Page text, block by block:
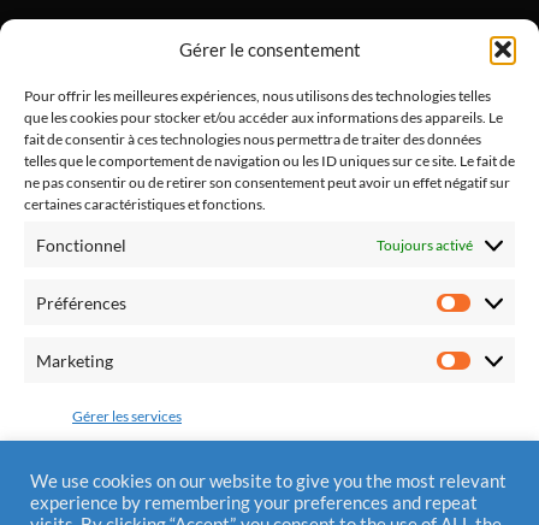
Gérer le consentement
Pour offrir les meilleures expériences, nous utilisons des technologies telles
que les cookies pour stocker et/ou accéder aux informations des appareils. Le
fait de consentir à ces technologies nous permettra de traiter des données
telles que le comportement de navigation ou les ID uniques sur ce site. Le fait de
ne pas consentir ou de retirer son consentement peut avoir un effet négatif sur
certaines caractéristiques et fonctions.
Fonctionnel Toujours activé
Préférences
Marketing
Gérer les services
Accepter
catholiques dont l'objectif est de promouvoir la paix
dans notre pays et dans nos familles par le retour à la
pratique religieuse.
Fédération Pro Europa Christiana
28170 St Sauveur Marville
Tél.: 0810 310 025
Mentions Légales
We use cookies on our website to give you the most relevant
experience by remembering your preferences and repeat